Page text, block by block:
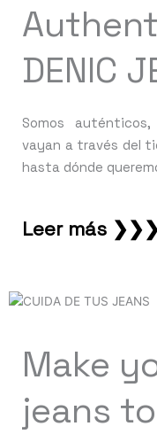
DENIC
Somos
vayan a través del
hasta dónde
Leer más
Make
jeans